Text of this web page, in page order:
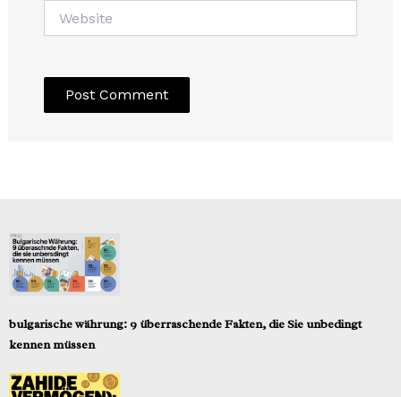
bulgarische währung: 9 überraschende Fakten, die Sie unbedingt
kennen müssen